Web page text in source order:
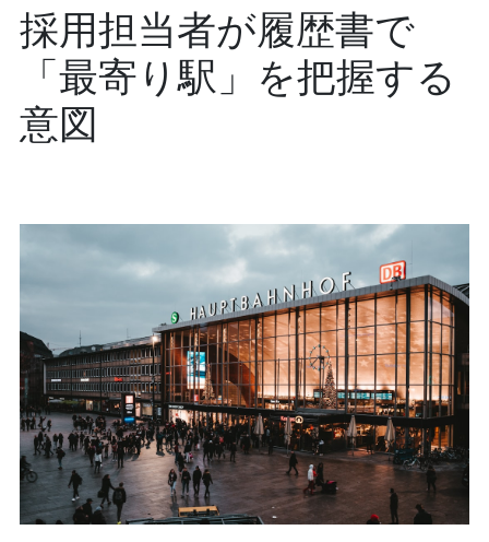
採用担当者が履歴書で
「最寄り駅」を把握する
意図